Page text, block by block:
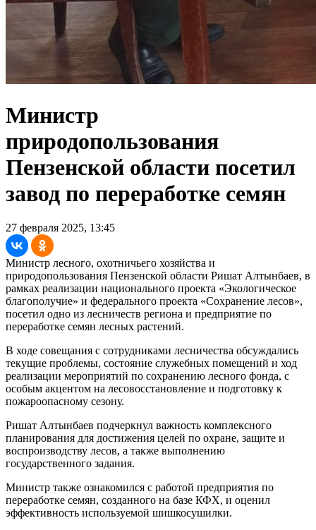
Министр
природопользования
Пензенской области посетил
завод по переработке семян
27 февраля 2025, 13:45
Министр лесного, охотничьего хозяйства и
природопользования Пензенской области Ришат Алтынбаев, в
рамках реализации национального проекта «Экологическое
благополучие» и федерального проекта «Сохранение лесов»,
посетил одно из лесничеств региона и предприятие по
переработке семян лесных растений.
В ходе совещания с сотрудниками лесничества обсуждались
текущие проблемы, состояние служебных помещений и ход
реализации мероприятий по сохранению лесного фонда, с
особым акцентом на лесовосстановление и подготовку к
пожароопасному сезону.
Ришат Алтынбаев подчеркнул важность комплексного
планирования для достижения целей по охране, защите и
воспроизводству лесов, а также выполнению
государственного задания.
Министр также ознакомился с работой предприятия по
переработке семян, созданного на базе КФХ, и оценил
эффективность используемой шишкосушилки.